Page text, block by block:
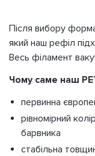
Після вибору
який наш рефіл
Весь філамент
Чому саме наш
первинна
рівномірний
барвника
стабільна